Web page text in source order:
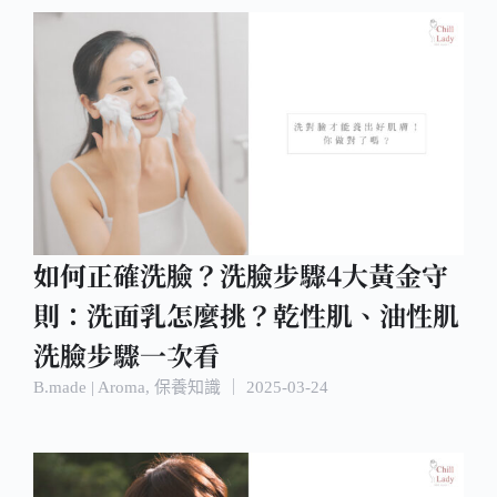
如何正確洗臉？洗臉步驟4大黃金守
則：洗面乳怎麼挑？乾性肌、油性肌
洗臉步驟一次看
B.made | Aroma, 保養知識 2025-03-24